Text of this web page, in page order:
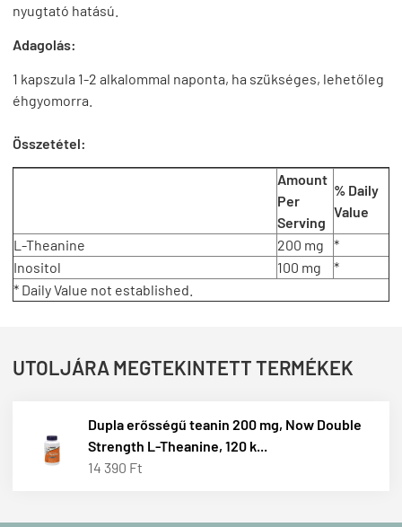
nyugtató hatású.
Adagolás:
1 kapszula 1-2 alkalommal naponta, ha szükséges, lehetőleg
éhgyomorra.
Összetétel:
Amount
Per
Serving
% Daily
Value
L-Theanine
200 mg
*
Inositol
100 mg
*
* Daily Value not established.
UTOLJÁRA MEGTEKINTETT TERMÉKEK
Dupla erősségű teanin 200 mg, Now Double
Strength L-Theanine, 120 k...
14 390 Ft